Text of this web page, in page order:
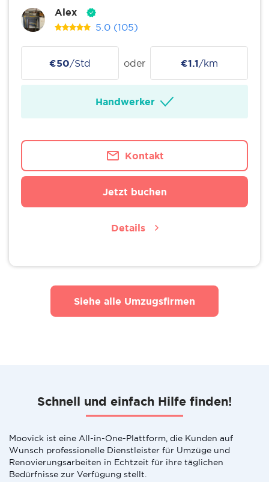
Alex
5.0 (105)
€50/Std oder €1.1/km
Handwerker
Kontakt
Jetzt buchen
Details
Siehe alle Umzugsfirmen
Schnell und einfach Hilfe finden!
Moovick ist eine All-in-One-Plattform, die Kunden auf
Wunsch professionelle Dienstleister für Umzüge und
Renovierungsarbeiten in Echtzeit für ihre täglichen
Bedürfnisse zur Verfügung stellt.